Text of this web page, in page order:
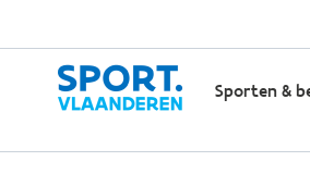
Sporten &